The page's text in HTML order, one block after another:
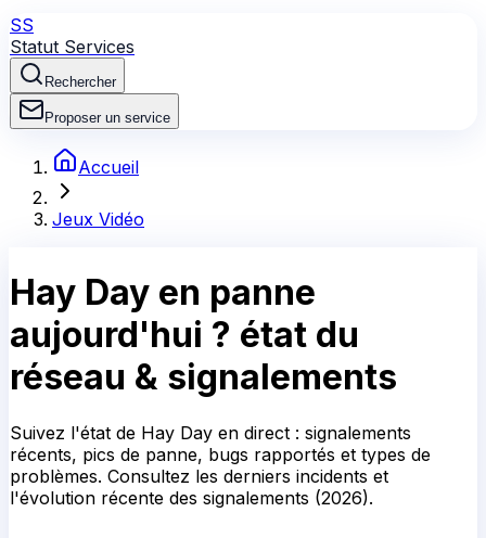
SS
Statut Services
Rechercher
Proposer un service
Accueil
Jeux Vidéo
Hay Day en panne
aujourd'hui ? état du
réseau & signalements
Suivez l'état de Hay Day en direct : signalements
récents, pics de panne, bugs rapportés et types de
problèmes. Consultez les derniers incidents et
l'évolution récente des signalements (2026).